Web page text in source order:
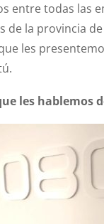
entre todas las
de la provincia
les
les hablemos